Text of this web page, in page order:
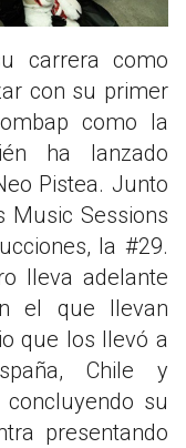
carrera como
con su primer
como la
ha lanzado
Pistea. Junto
Music Sessions
la #29.
lleva adelante
el que llevan
que los llevó a
Chile y
su
presentando